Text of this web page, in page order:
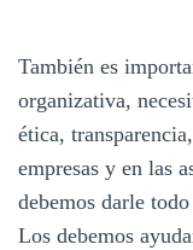
También es
organizativa,
ética,
empresas y en las
debemos darle
Los debemos